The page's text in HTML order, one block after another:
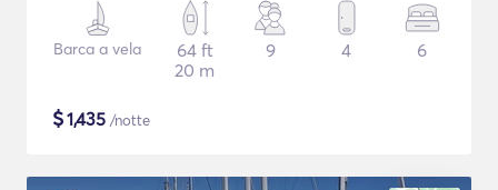
Barca a vela
64 ft
20 m
9 4 6
$1,435 /notte